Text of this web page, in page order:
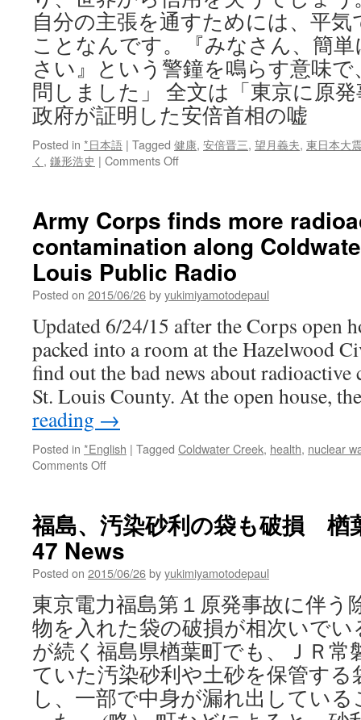
自分の主張を通すためには、平
ことなんです。『みなさん、簡
さい』という警鐘を鳴らす意味
問しました」 全文は「東京に原
政府が証明した安倍首相の嘘
Posted in *日本語 | Tagged 健康, 安倍晋三, 望月義夫, 東日本大
く , 鎌形浩史 | Comments Offon
原
発
事
故
の
影
響
あ
っ
た」
政
府
明
倍
首
嘘
via
日
刊
ゲ
ン
ダ
イ
Army Corps finds more
contamination along
Louis Public Radio
Posted on 2015/06/26byyukimiyamotodepaul
Updated 6/24/15 after the Corps open
packed into a room at the Hazelwood
find out the bad news about
St. Louis County. At the open house,
reading →
Posted in *English | Tagged Coldwater Creek, health, nuclear
Comments Offon
finds
more
radioactive
contamination
along
Coldwater
Creek
via
St.
Louis
Public
Radio
福島、汚染砂利の袋も破損 楢
47 News
Posted on 2015/06/26byyukimiyamotodepaul
東京電力福島第１原発事故に伴う
物を入れた袋の破損が相次いでい
が続く福島県楢葉町でも、ＪＲ常
ていた汚染砂利や土砂を保管す
し、一部で中身が漏れ出してい